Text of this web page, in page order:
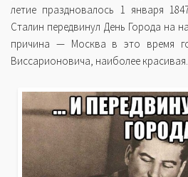
Товары и услуги Москвы
летие праздновалось 1 января
Сталин передвинул День Города на
причина — Москва в это время
Виссарионовича, наиболее красивая.